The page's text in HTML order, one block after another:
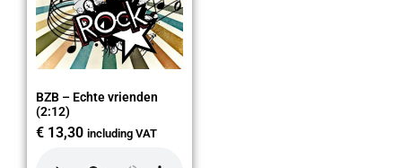
BZB – Echte vrienden
(2:12)
€ 13,30 including VAT